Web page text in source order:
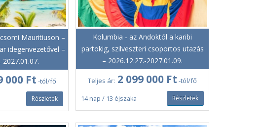
Mauritiuson –
idegenvezetővel –
2027.01.07.
000 Ft -tól/fő
Részletek
Kolumbia - az Andoktól a karibi
partokig, szilveszteri csoportos utazás
– 2026.12.27.-2027.01.09.
Teljes ár: 2 099 000 Ft -tól/fő
14 nap / 13 éjszaka Részletek